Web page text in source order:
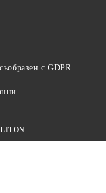
с GDPR.